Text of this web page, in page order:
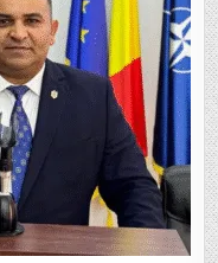
UNOR
EXPERIMENTE
IDEOLOGICE!